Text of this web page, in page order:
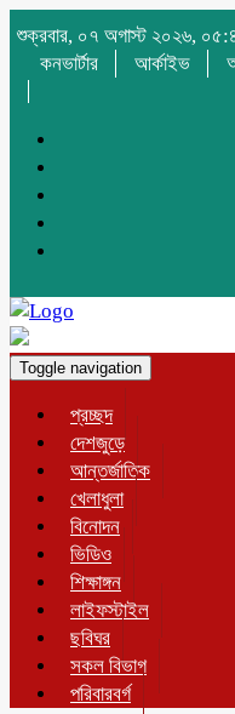
শুক্রবার, ০৭ অগাস্ট ২০২৬,
কনভার্টার
আর্কাইভ
Toggle navigation
প্রচ্ছদ
দেশজুড়ে
আন্তর্জাতিক
খেলাধুলা
বিনোদন
ভিডিও
শিক্ষাঙ্গন
লাইফস্টাইল
ছবিঘর
সকল বিভাগ
পরিবারবর্গ